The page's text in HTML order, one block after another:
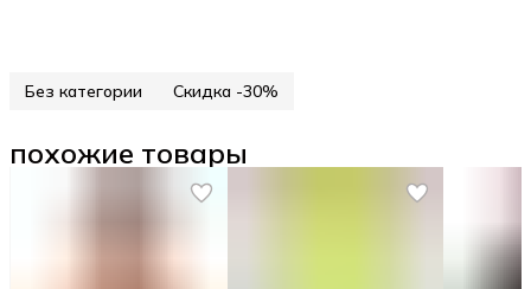
Без категории Скидка -30%
похожие товары